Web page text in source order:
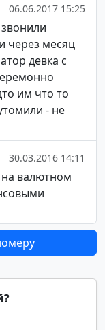
06.06.2017 15:25
через месяц
девка с
им что то
- не
30.03.2016 14:11
валютном